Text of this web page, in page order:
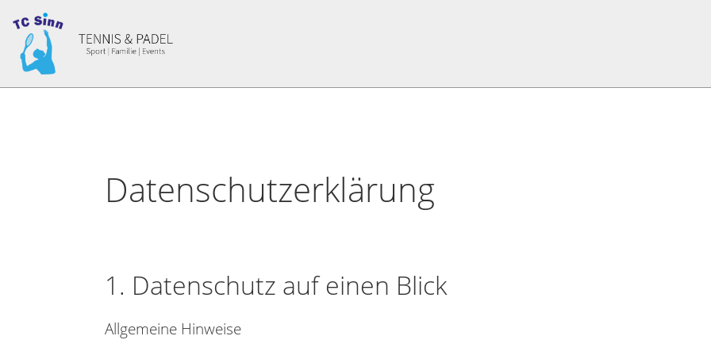
Datenschutzerklärung
1. Datenschutz auf einen Blick
Allgemeine Hinweise